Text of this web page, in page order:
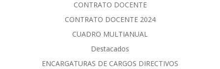
CONTRATO DOCENTE
CONTRATO DOCENTE 2024
CUADRO MULTIANUAL
Destacados
ENCARGATURAS DE CARGOS DIRECTIVOS